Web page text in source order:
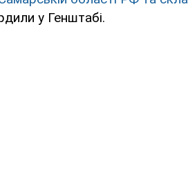
у Генштабі.